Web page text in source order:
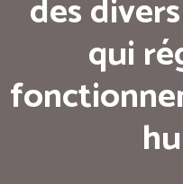
des
qui